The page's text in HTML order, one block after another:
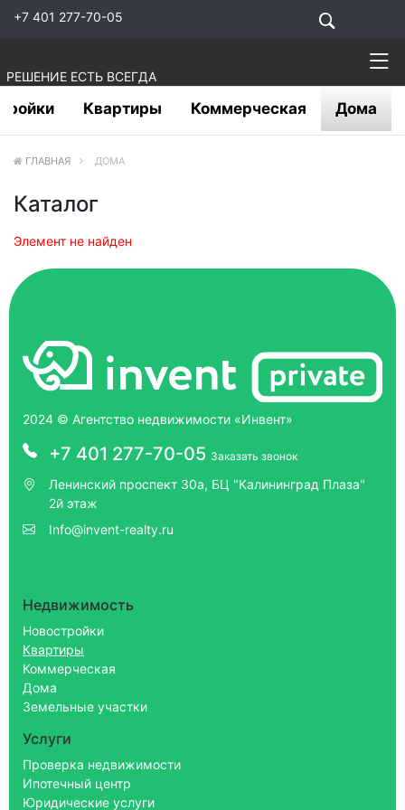
+7 401 277-70-05
РЕШЕНИЕ ЕСТЬ ВСЕГДА
Квартиры Коммерческая Дома
ГЛАВНАЯ ДОМА
Каталог
Элемент не найден
2024 © Агентство недвижимости «Инвент»
+7 401 277-70-05 Заказать звонок
Ленинский проспект 30а, БЦ "Калининград Плаза"
2й этаж
Info@invent-realty.ru
Недвижимость
Новостройки
Квартиры
Коммерческая
Дома
Земельные участки
Услуги
Проверка недвижимости
Ипотечный центр
Юридические услуги